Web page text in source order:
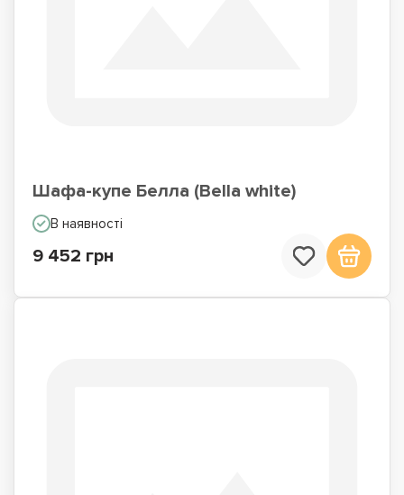
Шафа-купе Белла (Bella white)
В наявності
9 452 грн